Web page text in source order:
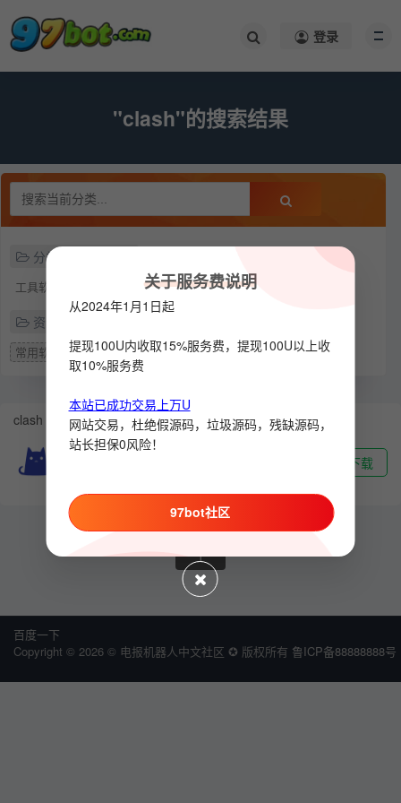
登录
"clash"的搜索结果
分类
工具软件
资源类型
常用软件
clash windows代理软件
★★★★★
下载
1
百度一下
Copyright © 2026 © 电报机器人中文社区 ✪ 版权所有 鲁ICP备88888888号
关于服务费说明
从2024年1月1日起
提现100U内收取15%服务费，提现100U以上收
取10%服务费
本站已成功交易上万U
网站交易，杜绝假源码，垃圾源码，残缺源码，
站长担保0风险！
97bot社区